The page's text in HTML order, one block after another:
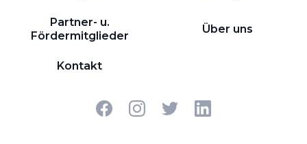
Partner- u.
Fördermitglieder
Über uns
Kontakt